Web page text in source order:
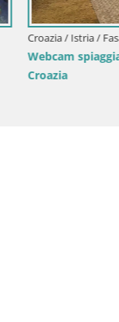
– Istria
Croazia /
Webcam